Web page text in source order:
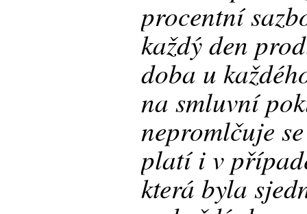
procentní
každý den
doba u
na smluvní
nepromlčuje
platí i v
která byla